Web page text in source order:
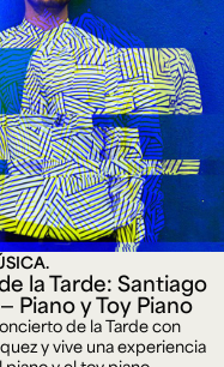
la Tarde: Santiago
Piano y Toy Piano
de la Tarde con
y vive una experiencia